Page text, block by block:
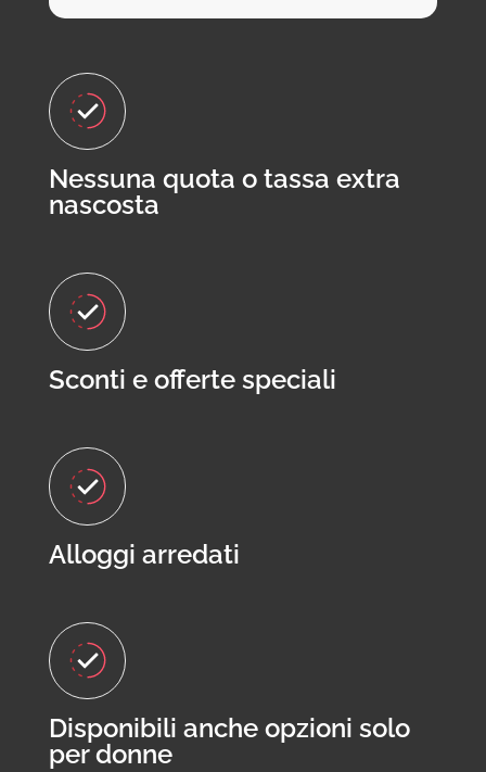
Nessuna quota o tassa extra
nascosta
Sconti e offerte speciali
Alloggi arredati
Disponibili anche opzioni solo
per donne